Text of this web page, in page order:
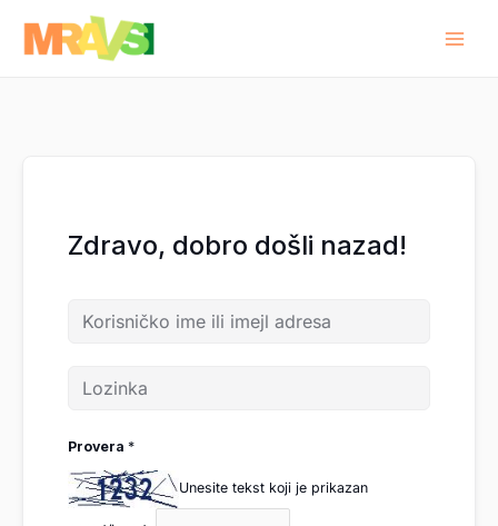
sadržaj
Zdravo, dobro došli nazad!
Provera *
Unesite tekst koji je prikazan